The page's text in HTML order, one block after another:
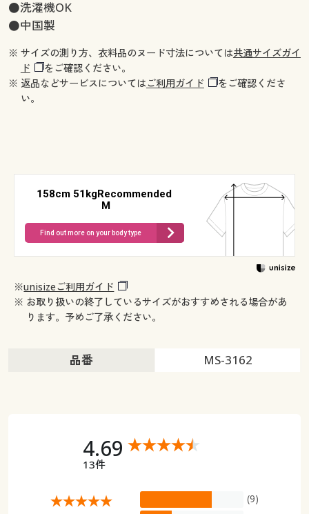
●洗濯機OK
●中国製
※ サイズの測り方、衣料品のヌード寸法については共通サイズガイ
ド
をご確認ください。
※ 返品などサービスについてはご利用ガイド
をご確認くださ
い。
158cm 51kgRecommended
M
Find out more on your body type
※unisizeご利用ガイド
※ お取り扱いの終了しているサイズがおすすめされる場合があ
ります。予めご了承ください。
品番 MS-3162
4.69
13件
(9)